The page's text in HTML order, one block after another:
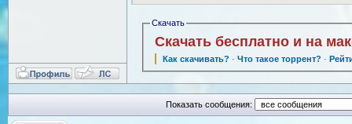
Скачать
Скачать бесплатно и на
Как скачивать? · Что такое торрент? ·
Показать сообщения: